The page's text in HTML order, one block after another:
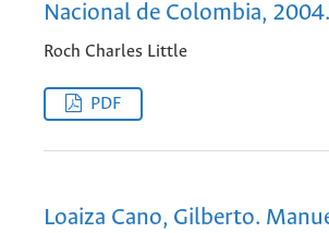
Nacional de Colombia,
Roch Charles Little
PDF
Loaiza Cano, Gilberto.